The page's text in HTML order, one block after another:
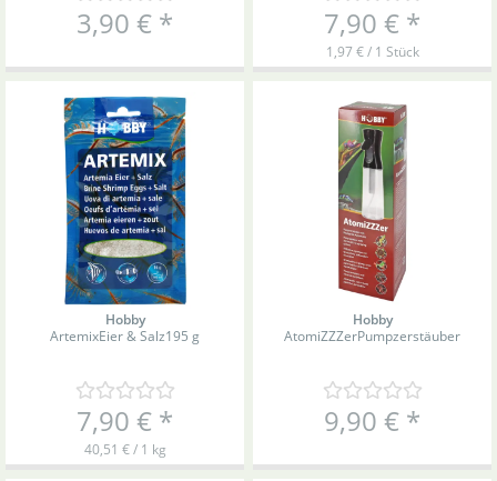
3,90 € * 7,90 € *
1,97 € / 1 Stück
Hobby
ArtemixEier & Salz195 g
7,90 € *
40,51 € / 1 kg
Hobby
AtomiZZZerPumpzerstäuber
9,90 € *